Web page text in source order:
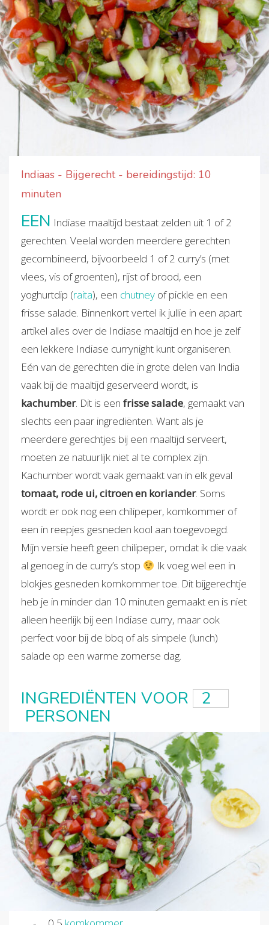
Indiaas - Bijgerecht - bereidingstijd: 10
minuten
EEN Indiase maaltijd bestaat zelden uit 1 of 2
gerechten. Veelal worden meerdere gerechten
gecombineerd, bijvoorbeeld 1 of 2 curry’s (met
vlees, vis of groenten), rijst of brood, een
yoghurtdip (raita), een chutney of pickle en een
frisse salade. Binnenkort vertel ik jullie in een apart
artikel alles over de Indiase maaltijd en hoe je zelf
een lekkere Indiase currynight kunt organiseren.
Eén van de gerechten die in grote delen van India
vaak bij de maaltijd geserveerd wordt, is
kachumber. Dit is een frisse salade, gemaakt van
slechts een paar ingrediënten. Want als je
meerdere gerechtjes bij een maaltijd serveert,
moeten ze natuurlijk niet al te complex zijn.
Kachumber wordt vaak gemaakt van in elk geval
tomaat, rode ui, citroen en koriander. Soms
wordt er ook nog een chilipeper, komkommer of
een in reepjes gesneden kool aan toegevoegd.
Mijn versie heeft geen chilipeper, omdat ik die vaak
al genoeg in de curry’s stop
Ik voeg wel een in
blokjes gesneden komkommer toe. Dit bijgerechtje
heb je in minder dan 10 minuten gemaakt en is niet
alleen heerlijk bij een Indiase curry, maar ook
perfect voor bij de bbq of als simpele (lunch)
salade op een warme zomerse dag.
INGREDIËNTEN VOOR
PERSONEN